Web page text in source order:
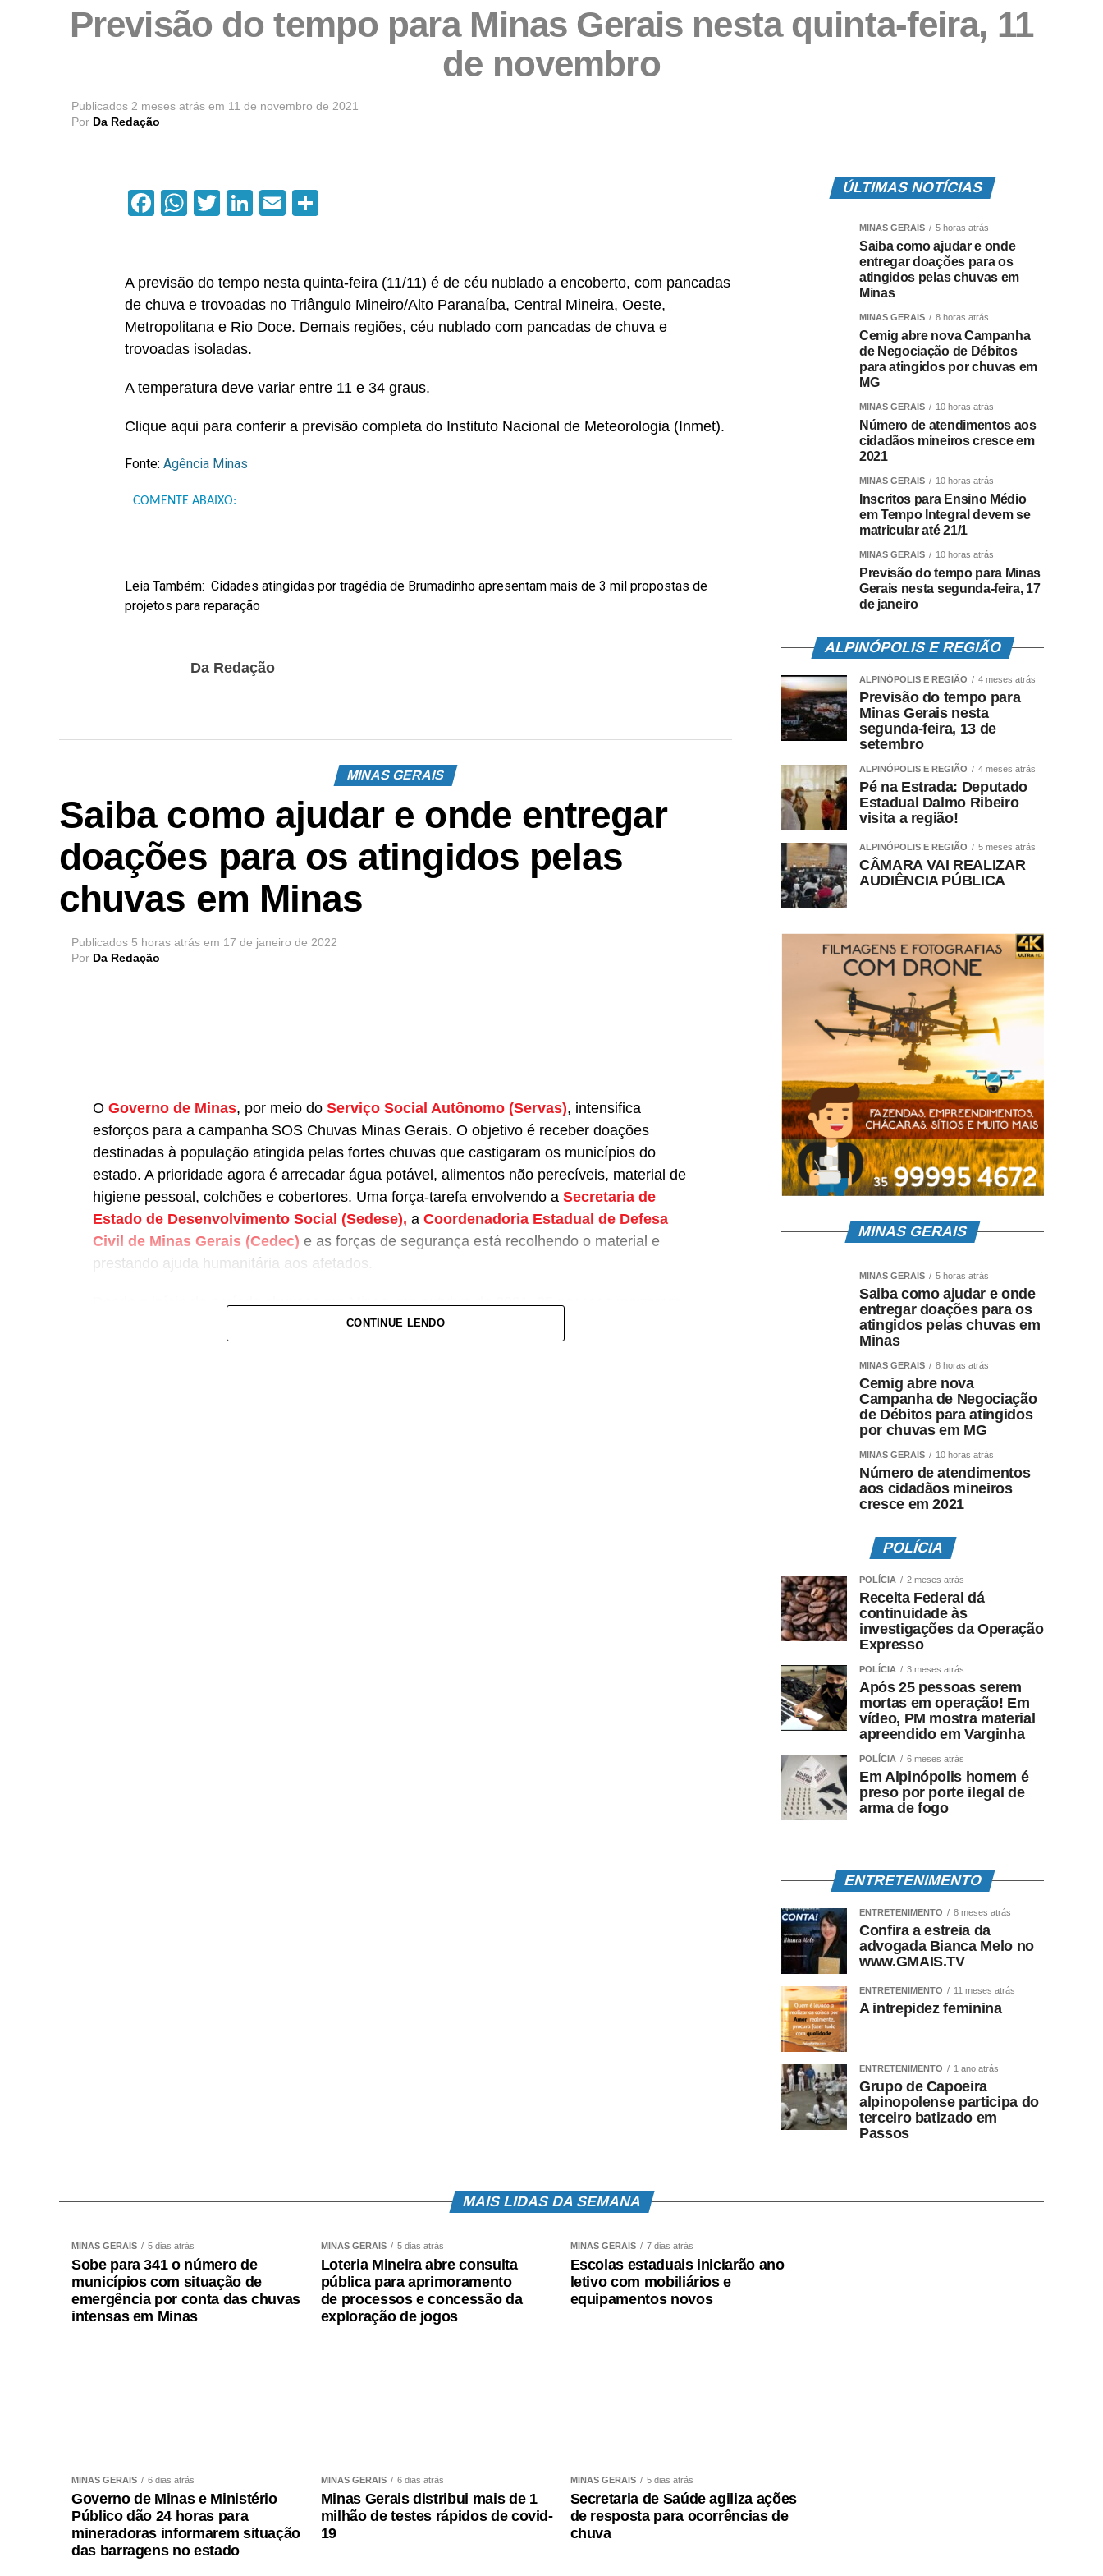
Previsão do tempo para Minas Gerais nesta quinta-feira, 11
de novembro
Publicados 2 meses atrás em 11 de novembro de 2021
Por Da Redação
Facebook
WhatsApp
Twitter
LinkedIn
Email
A previsão do tempo nesta quinta-feira (11/11) é de céu nublado a encoberto, com pancadas
de chuva e trovoadas no Triângulo Mineiro/Alto Paranaíba, Central Mineira, Oeste,
Metropolitana e Rio Doce. Demais regiões, céu nublado com pancadas de chuva e
trovoadas isoladas.
A temperatura deve variar entre 11 e 34 graus.
Clique aqui para conferir a previsão completa do Instituto Nacional de Meteorologia (Inmet).
Fonte: Agência Minas
COMENTE ABAIXO:
Leia Também: Cidades atingidas por tragédia de Brumadinho apresentam mais de 3 mil propostas de
projetos para reparação
Da Redação
MINAS GERAIS
Saiba como ajudar e onde entregar
doações para os atingidos pelas
chuvas em Minas
Publicados 5 horas atrás em 17 de janeiro de 2022
Por Da Redação
O Governo de Minas, por meio do Serviço Social Autônomo (Servas), intensifica
esforços para a campanha SOS Chuvas Minas Gerais. O objetivo é receber doações
destinadas à população atingida pelas fortes chuvas que castigaram os municípios do
estado. A prioridade agora é arrecadar água potável, alimentos não perecíveis, material de
higiene pessoal, colchões e cobertores. Uma força-tarefa envolvendo a Secretaria de
Estado de Desenvolvimento Social (Sedese), a Coordenadoria Estadual de Defesa
Civil de Minas Gerais (Cedec) e as forças de segurança está recolhendo o material e
prestando ajuda humanitária aos afetados.
Desde o início do período chuvoso em Minas, em outubro de 2021, 25 pessoas morreram,
47.911 ficaram desalojadas e 7.336 desabrigadas (dados atualizados em 17/1
informações foram divulgadas pela Cedec. Até o momento, 377 cidades estão em situação
6. Pará de Minas (Rua João Alexandre, 670, Dom Bosco)
7. Montes Claros (Rua Padre Augusto, 550, Centro)
8. Almenara (Rua Hermano de Souza, 214, Centro)
13. Patos de Minas (Avenida Prefeito Camundinho, 861, Lagoa Grande)
14. Pouso Alegre (Praça João Pinheiro, 194, Centro)
CONTINUE LENDO
ÚLTIMAS NOTÍCIAS
MINAS GERAIS 5 horas atrás
Saiba como ajudar e onde
entregar doações para os
atingidos pelas chuvas em
Minas
MINAS GERAIS 8 horas atrás
Cemig abre nova Campanha
de Negociação de Débitos
para atingidos por chuvas em
MG
MINAS GERAIS 10 horas atrás
Número de atendimentos aos
cidadãos mineiros cresce em
2021
MINAS GERAIS 10 horas atrás
Inscritos para Ensino Médio
em Tempo Integral devem se
matricular até 21/1
MINAS GERAIS 10 horas atrás
Previsão do tempo para Minas
Gerais nesta segunda-feira, 17
de janeiro
ALPINÓPOLIS E REGIÃO
ALPINÓPOLIS E REGIÃO 4 meses atrás
Previsão do tempo para
Minas Gerais nesta
segunda-feira, 13 de
setembro
ALPINÓPOLIS E REGIÃO 4 meses atrás
Pé na Estrada: Deputado
Estadual Dalmo Ribeiro
visita a região!
ALPINÓPOLIS E REGIÃO 5 meses atrás
CÂMARA VAI REALIZAR
AUDIÊNCIA PÚBLICA
MINAS GERAIS
MINAS GERAIS 5 horas atrás
Saiba como ajudar e onde
entregar doações para os
atingidos pelas chuvas em
Minas
MINAS GERAIS 8 horas atrás
Cemig abre nova
Campanha de Negociação
de Débitos para atingidos
por chuvas em MG
MINAS GERAIS 10 horas atrás
Número de atendimentos
aos cidadãos mineiros
cresce em 2021
POLÍCIA
POLÍCIA 2 meses atrás
Receita Federal dá
continuidade às
investigações da Operação
Expresso
POLÍCIA 3 meses atrás
Após 25 pessoas serem
mortas em operação! Em
vídeo, PM mostra material
apreendido em Varginha
POLÍCIA 6 meses atrás
Em Alpinópolis homem é
preso por porte ilegal de
arma de fogo
ENTRETENIMENTO
ENTRETENIMENTO 8 meses atrás
Confira a estreia da
advogada Bianca Melo no
www.GMAIS.TV
ENTRETENIMENTO 11 meses atrás
A intrepidez feminina
ENTRETENIMENTO 1 ano atrás
Grupo de Capoeira
alpinopolense participa do
terceiro batizado em
Passos
MAIS LIDAS DA SEMANA
MINAS GERAIS 5 dias atrás
Sobe para 341 o número de
municípios com situação de
emergência por conta das chuvas
intensas em Minas
MINAS GERAIS 5 dias atrás
Loteria Mineira abre consulta
pública para aprimoramento
de processos e concessão da
exploração de jogos
MINAS GERAIS 7 dias atrás
Escolas estaduais iniciarão ano
letivo com mobiliários e
equipamentos novos
MINAS GERAIS 6 dias atrás
Governo de Minas e Ministério
Público dão 24 horas para
mineradoras informarem situação
das barragens no estado
MINAS GERAIS 6 dias atrás
Minas Gerais distribui mais de 1
milhão de testes rápidos de covid-
19
MINAS GERAIS 5 dias atrás
Secretaria de Saúde agiliza ações
de resposta para ocorrências de
chuva